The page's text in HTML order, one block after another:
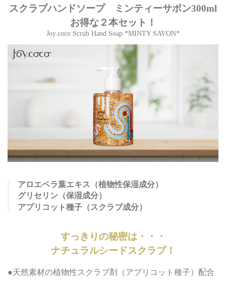
スクラブハンドソープ ミンティーサボン300ml
お得な２本セット！
Joy.coco Scrub Hand Soap *MINTY SAVON*
アロエベラ葉エキス（植物性保湿成分）
グリセリン（保湿成分）
アプリコット種子（スクラブ成分）
すっきりの秘密は・・・
ナチュラルシードスクラブ！
●天然素材の植物性スクラブ剤（アプリコット種子）配合